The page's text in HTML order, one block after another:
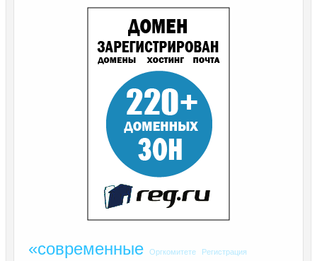
«современные Оргкомитете
Регистрация